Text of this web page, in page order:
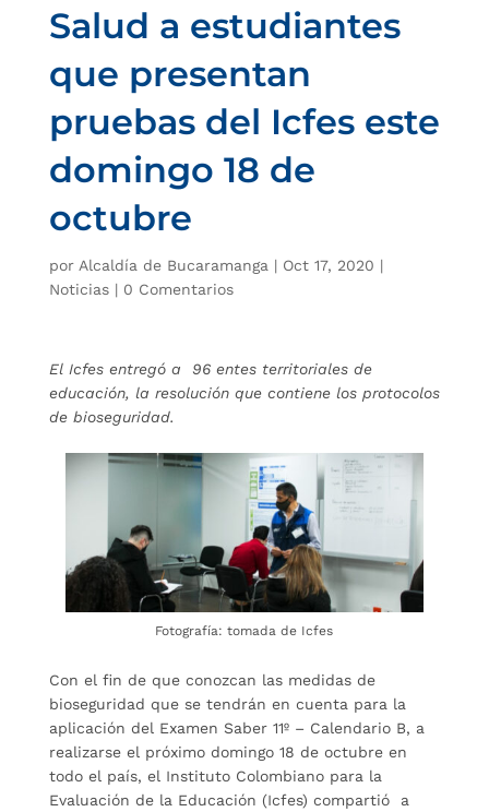
Salud a estudiantes
que presentan
pruebas del Icfes este
domingo 18 de
octubre
por Alcaldía de Bucaramanga | Oct 17, 2020 |
Noticias| 0 Comentarios
El Icfes entregó a 96 entes territoriales de
educación, la resolución que contiene los protocolos
de bioseguridad.
Fotografía: tomada de Icfes
Con el fin de que conozcan las medidas de
bioseguridad que se tendrán en cuenta para la
aplicación del Examen Saber 11º – Calendario B, a
realizarse el próximo domingo 18 de octubre en
todo el país, el Instituto Colombiano para la
Evaluación de la Educación (Icfes) compartió a